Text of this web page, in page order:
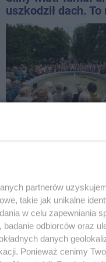
uszkodził dach. To
koniec ostrzeżeń
Kombajn wpadł do
utrudnienia
partnerów
takie jak unikalne
w celu zapewniania
odbiorców oraz
danych
Ponieważ cenimy